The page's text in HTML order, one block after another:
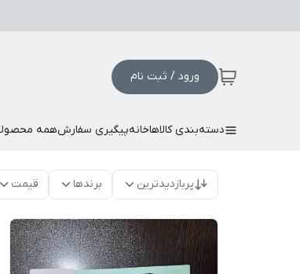
ورود / ثبت نام
دسته‌بندی کالاهاخانهپیگیری سفارشهمه
پربازدیدترین برندها قیمت